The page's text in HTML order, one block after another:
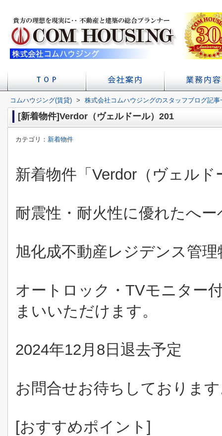
店舗へのアクセス
会社概要 初台の賃貸 不
賃貸経
学校
コムハウジング(賃貸) > 株式会社コムハウジングのスタッフブログ記事
[新着物件]Verdor（ヴェルドール）201
カテゴリ： 新着物件
新着物件「Verdor（ヴェル
耐震性・耐火性に優れたへ
旭化成不動産レジデンス管
オートロック・TVモニター
まいいただけます。
2024年12月8日退去予定
お問合せお待ちしておりま
[おすすめポイント]